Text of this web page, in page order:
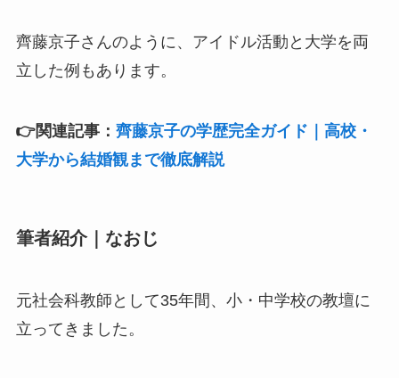
齊藤京子さんのように、アイドル活動と大学を両
立した例もあります。
👉関連記事： 齊藤京子の学歴完全ガイド｜高校・
大学から結婚観まで徹底解説
筆者紹介｜なおじ
元社会科教師として35年間、小・中学校の教壇に
立ってきました。